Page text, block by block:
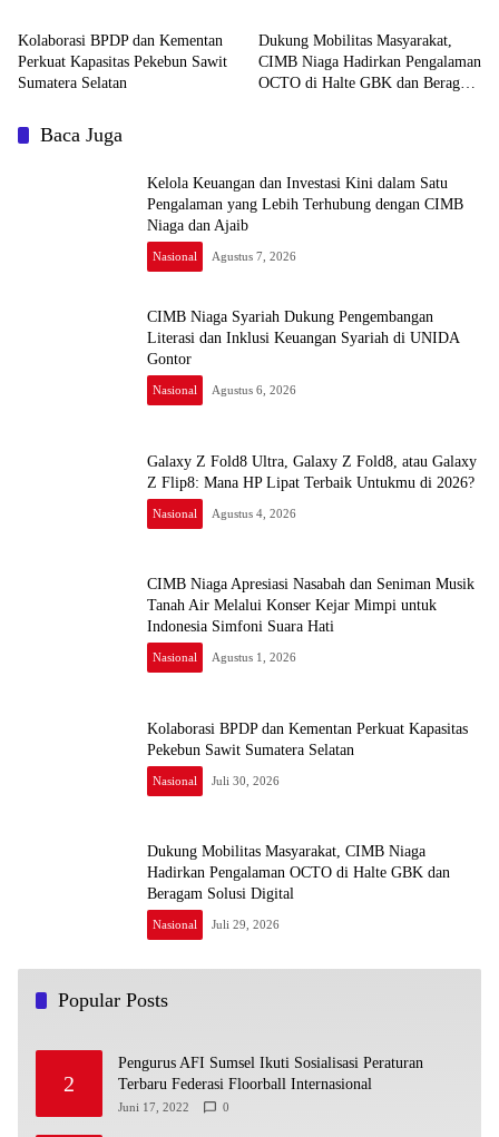
Kolaborasi BPDP dan Kementan
Perkuat Kapasitas Pekebun Sawit
Sumatera Selatan
Dukung Mobilitas Masyarakat,
CIMB Niaga Hadirkan Pengalaman
OCTO di Halte GBK dan Beragam
Baca Juga
Kelola Keuangan dan Investasi Kini dalam Satu
Pengalaman yang Lebih Terhubung dengan CIMB
Niaga dan Ajaib
Nasional Agustus 7, 2026
CIMB Niaga Syariah Dukung Pengembangan
Literasi dan Inklusi Keuangan Syariah di UNIDA
Gontor
Nasional Agustus 6, 2026
Galaxy Z Fold8 Ultra, Galaxy Z Fold8, atau Galaxy
Z Flip8: Mana HP Lipat Terbaik Untukmu di 2026?
Nasional Agustus 4, 2026
CIMB Niaga Apresiasi Nasabah dan Seniman Musik
Tanah Air Melalui Konser Kejar Mimpi untuk
Indonesia Simfoni Suara Hati
Nasional Agustus 1, 2026
Kolaborasi BPDP dan Kementan Perkuat Kapasitas
Pekebun Sawit Sumatera Selatan
Nasional Juli 30, 2026
Dukung Mobilitas Masyarakat, CIMB Niaga
Hadirkan Pengalaman OCTO di Halte GBK dan
Beragam Solusi Digital
Nasional Juli 29, 2026
Popular Posts
2
Pengurus AFI Sumsel Ikuti Sosialisasi Peraturan
Terbaru Federasi Floorball Internasional
Juni 17, 2022 0